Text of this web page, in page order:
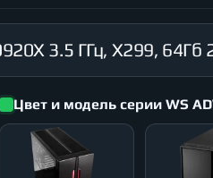
Цвет и модель серии WS